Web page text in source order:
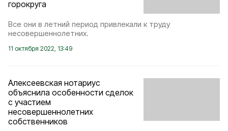
горокруга
Все они в летний период привлекали к труду
несовершеннолетних.
11 октября 2022, 13:49
Алексеевская нотариус
объяснила особенности сделок
с участием
несовершеннолетних
собственников